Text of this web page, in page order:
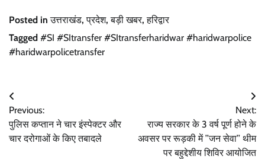
Posted inउत्तराखंड,प्रदेश,बड़ी खबर,हरिद्वार
Tagged #SI #SItransfer #SItransferharidwar #haridwarpolice
#haridwarpolicetransfer
Post
navigation
Previous:
पुलिस कप्तान ने चार इंस्पेक्टर और
चार दरोगाओं के किए तबादले
Next:
राज्य सरकार के 3 वर्ष पूर्ण होने के
अवसर पर रूड़की में ’’जन सेवा’’ थीम
पर बहुद्देशीय शिविर आयोजित